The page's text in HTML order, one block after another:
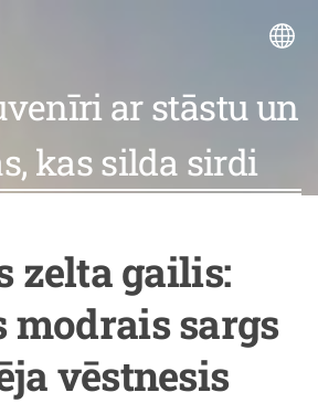
ar stāstu un
kas silda sirdi
zelta gailis:
modrais sargs
vēstnesis